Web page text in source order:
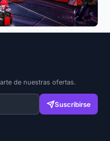
de nuestras ofertas.
Suscribirse